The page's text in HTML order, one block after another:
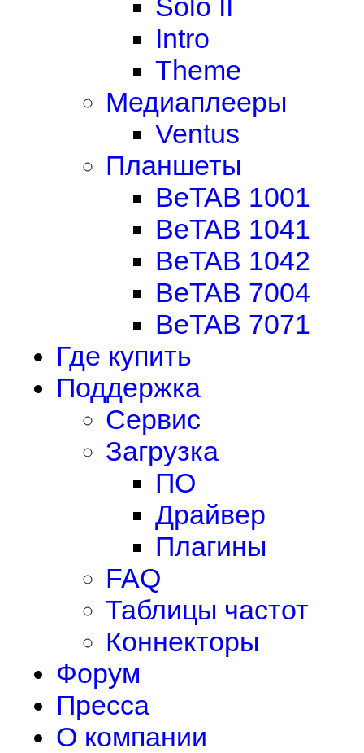
Solo II
Intro
Theme
Медиаплееры
Ventus
Планшеты
BeTAB 1001
BeTAB 1041
BeTAB 1042
BeTAB 7004
BeTAB 7071
Где купить
Поддержка
Сервис
Загрузка
ПО
Драйвер
Плагины
FAQ
Таблицы частот
Коннекторы
Форум
Пресса
О компании